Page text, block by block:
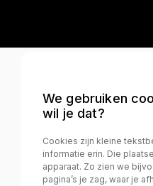
We gebruiken
wil je dat?
Cookies zijn kleine
informatie erin. Die
apparaat. Zo zien we
pagina’s je zag, waar je